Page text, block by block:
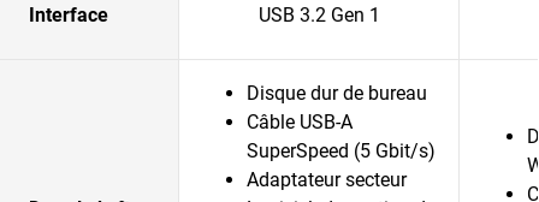
Interface USB 3.2 Gen 1
Disque dur de bureau
Câble USB-A
SuperSpeed (5 Gbit/s)
Adaptateur secteur